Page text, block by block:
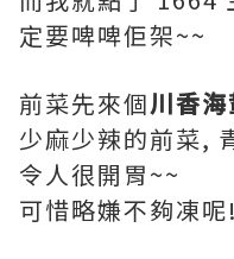
定要啤啤佢架~~
前菜先來個川香
少麻少辣的前菜,
令人很開胃~~
可惜略嫌不夠凍